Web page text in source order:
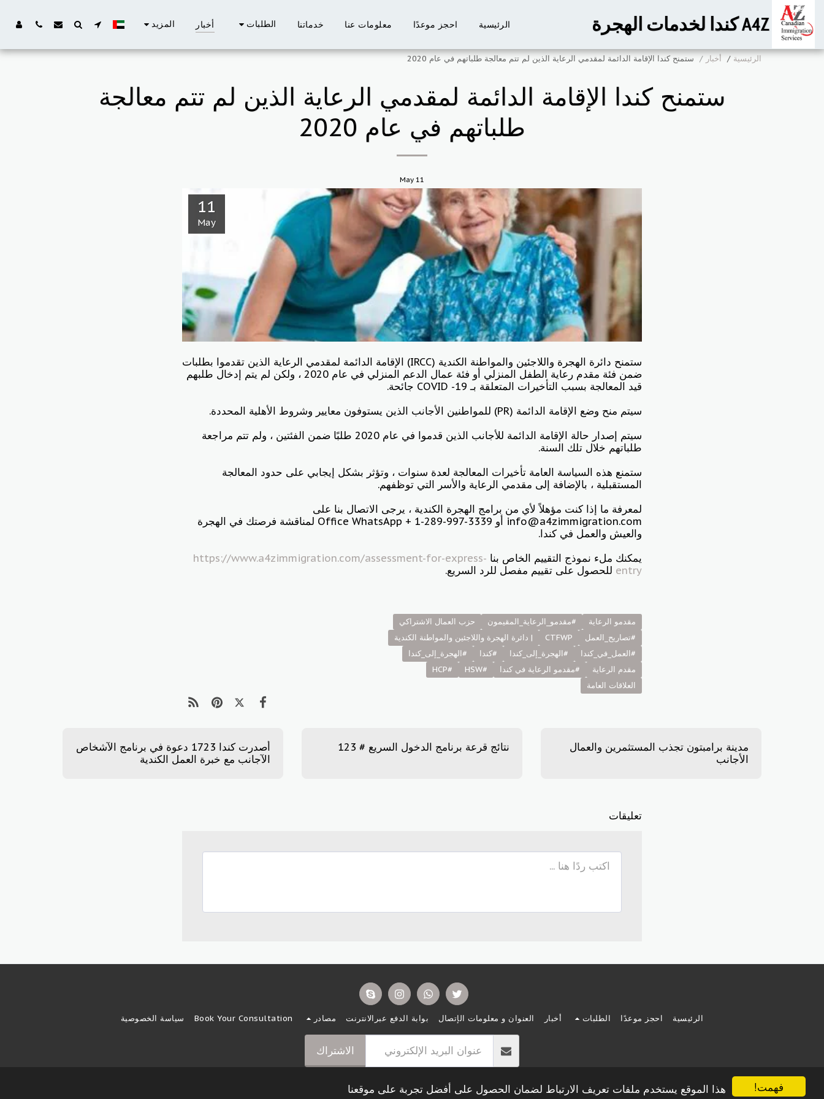
فهمت! هذا الموقع يستخدم ملفات تعريف الارتباط لضمان الحصول على أفضل تجربة على موقعنا
A4Z كندا لخدمات الهجرة الرئيسية احجز موعدًا معلومات عنا خدماتنا الطلبات أخبار المزيد
الرئيسية أخبار ستمنح كندا الإقامة الدائمة لمقدمي الرعاية الذين لم تتم معالجة طلباتهم في عام 2020
ستمنح كندا الإقامة الدائمة لمقدمي الرعاية الذين لم تتم معالجة
طلباتهم في عام 2020
11
May
11
May
ستمنح دائرة الهجرة واللاجئين والمواطنة الكندية (IRCC) الإقامة الدائمة لمقدمي الرعاية الذين تقدموا بطلبات
ضمن فئة مقدم رعاية الطفل المنزلي أو فئة عمال الدعم المنزلي في عام 2020 ، ولكن لم يتم إدخال طلبهم
قيد المعالجة بسبب التأخيرات المتعلقة بـ COVID -19 جائحة.
سيتم منح وضع الإقامة الدائمة (PR) للمواطنين الأجانب الذين يستوفون معايير وشروط الأهلية المحددة.
سيتم إصدار حالة الإقامة الدائمة للأجانب الذين قدموا في عام 2020 طلبًا ضمن الفئتين ، ولم تتم مراجعة
طلباتهم خلال تلك السنة.
ستمنع هذه السياسة العامة تأخيرات المعالجة لعدة سنوات ، وتؤثر بشكل إيجابي على حدود المعالجة
المستقبلية ، بالإضافة إلى مقدمي الرعاية والأسر التي توظفهم.
لمعرفة ما إذا كنت مؤهلاً لأي من برامج الهجرة الكندية ، يرجى الاتصال بنا على
info@a4zimmigration.com أو Office WhatsApp + 1-289-997-3339 لمناقشة فرصتك في الهجرة
والعيش والعمل في كندا.
يمكنك ملء نموذج التقييم الخاص بنا https://www.a4zimmigration.com/assessment-for-express-
entry للحصول على تقييم مفصل للرد السريع.
مقدمو الرعاية #مقدمو_الرعاية_المقيمون
حزب العمال الاشتراكي
#تصاريح_العمل
CTFWP
| دائرة الهجرة واللاجئين والمواطنة الكندية
#العمل_في_كندا
#الهجرة_إلى_كندا #كندا
#الهجرة_إلى_كندا
مقدم الرعاية
#مقدمو الرعاية في كندا #HSW
#HCP
العلاقات العامة
مدينة برامبتون تجذب المستثمرين والعمال
الأجانب
نتائج قرعة برنامج الدخول السريع # 123
أصدرت كندا 1723 دعوة في برنامج الآشخاص
الآجانب مع خبرة العمل الكندية
تعليقات
الرئيسية احجز موعدًا الطلبات أخبار العنوان و معلومات الإتصال بوابة الدفع عبرالانترنت مصادر Book Your Consultation سياسة الخصوصية
الاشتراك